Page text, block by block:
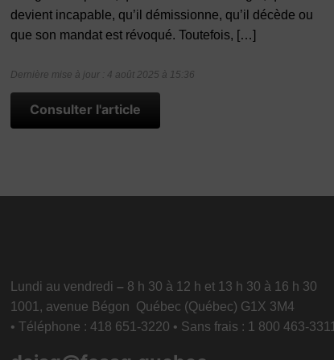
devient incapable, qu’il démissionne, qu’il décède ou
que son mandat est révoqué. Toutefois, […]
Dernière mise à jour : 4 août 2025 à 15:36
Consulter l'article
Lundi au vendredi– 8 h 30 à 12 h et 13 h 30 à 16 h 30
1001, avenue Bégon Québec (Québec) G1X 3M4
• Téléphone : 418 651-3220 • Sans frais : 1 800 463-3311